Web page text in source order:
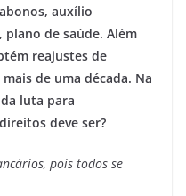
auxílio
plano de saúde. Além
reajustes de
de uma década. Na
luta para
deve ser?
pois todos se